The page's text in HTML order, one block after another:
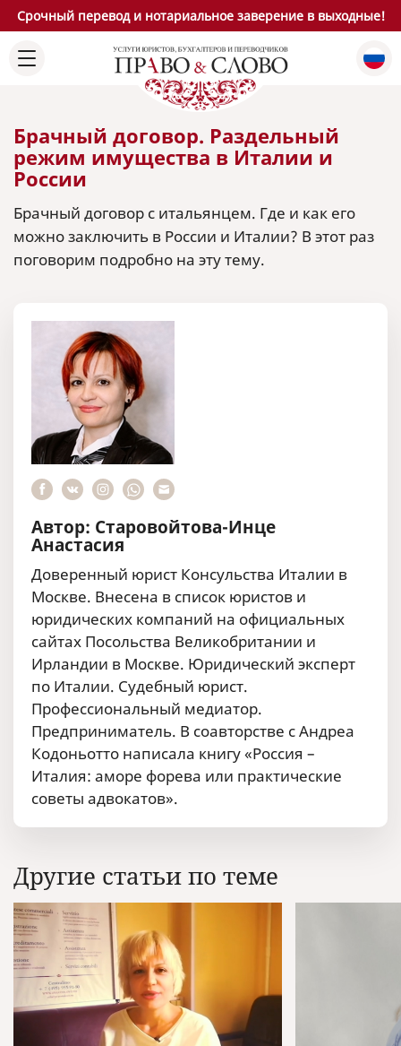
Срочный перевод и нотариальное заверение в выходные!
Брачный договор. Раздельный
режим имущества в Италии и
России
Брачный договор с итальянцем. Где и как его
можно заключить в России и Италии? В этот раз
поговорим подробно на эту тему.
Автор: Старовойтова-Инце
Анастасия
Доверенный юрист Консульства Италии в
Москве. Внесена в список юристов и
юридических компаний на официальных
сайтах Посольства Великобритании и
Ирландии в Москве. Юридический эксперт
по Италии. Судебный юрист.
Профессиональный медиатор.
Предприниматель. В соавторстве с Андреа
Кодоньотто написала книгу «Россия –
Италия: аморе форева или практические
советы адвокатов».
Другие статьи по теме